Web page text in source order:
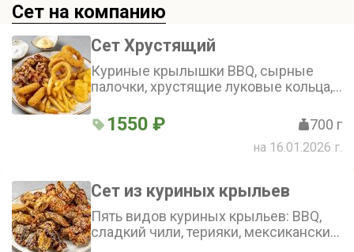
Сет на компанию
Сет Хрустящий
Куриные крылышки BBQ, сырные
палочки, хрустящие луковые кольца,
сырным и чесночным соусом
1550 ₽ 700 г
на 16.01.2026 г.
Сет из куриных крыльев
Пять видов куриных крыльев: BBQ,
сладкий чили, терияки, мексиканские,